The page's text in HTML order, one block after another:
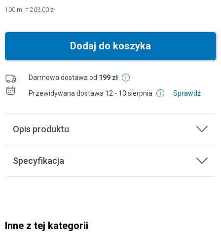
100 ml = 203,00 zł
Dodaj do koszyka
Darmowa dostawa od 199 zł
Przewidywana dostawa 12 - 13 sierpnia Sprawdź
Opis produktu
Specyfikacja
Inne z tej kategorii